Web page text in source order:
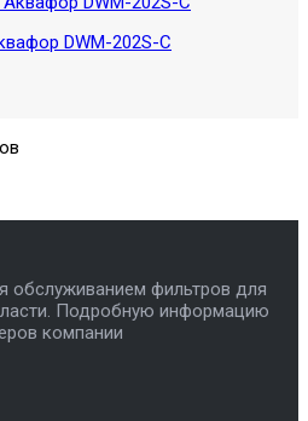
DWM-202S-C
обслуживанием фильтров для
Подробную информацию
компании